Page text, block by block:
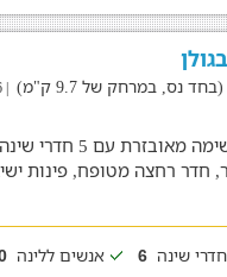
נס, במרחק של 9.7 ק"מ) | 06/08/2026
וילת נופש
חדר רחצה מטופח, פינות
חדרי שינה 6 אנשים ללינה